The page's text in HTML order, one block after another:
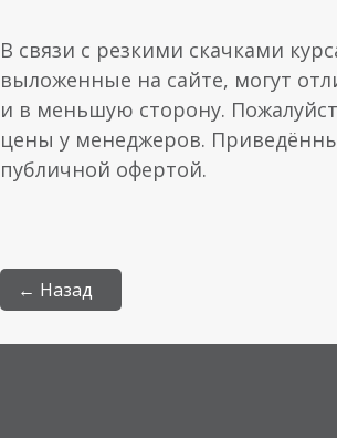
В связи с резкими скачками
выложенные на сайте, могут
и в меньшую сторону.
цены у менеджеров.
публичной офертой.
← Назад